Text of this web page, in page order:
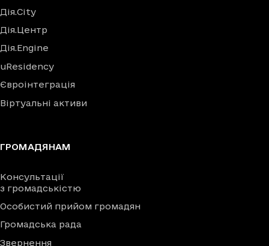
Дія.City
Дія.Центр
Дія.Engine
uResidency
Євроінтеграція
Віртуальні активи
ГРОМАДЯНАМ
Консультації
з громадськістю
Особистий прийом громадян
Громадська рада
Звернення